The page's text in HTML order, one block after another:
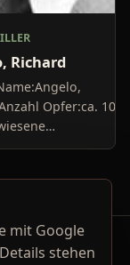
Richard
Opfer:ca. 10
und Genre-
mit Google
stehen